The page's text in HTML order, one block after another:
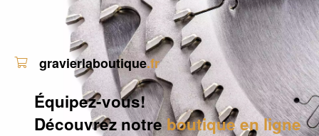
gravierlaboutique.fr
Équipez-vous!
Découvrez notreboutique en ligne